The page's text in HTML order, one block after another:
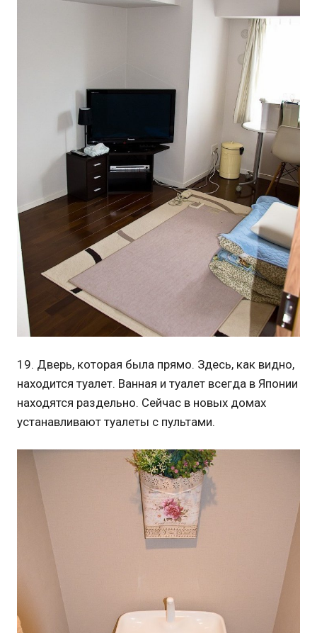
19. Дверь, которая была прямо. Здесь, как видно,
находится туалет. Ванная и туалет всегда в Японии
находятся раздельно. Сейчас в новых домах
устанавливают туалеты с пультами.